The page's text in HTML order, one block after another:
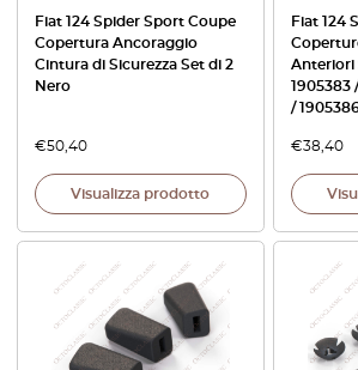
Fiat 124 Spider Sport Coupe
Copertura Ancoraggio
Cintura di Sicurezza Set di 2
Nero
€50,40
Visualizza prodotto
Fiat 124
Anteriori
1905383
/
€38,40